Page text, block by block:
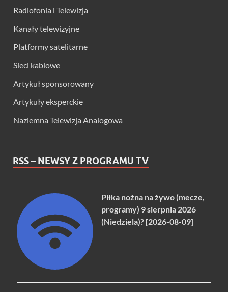
Radiofonia i Telewizja
Kanały telewizyjne
Platformy satelitarne
Sieci kablowe
Artykuł sponsorowany
Artykuły eksperckie
Naziemna Telewizja Analogowa
RSS – NEWSY Z PROGRAMU TV
Piłka nożna na żywo (mecze,
programy) 9 sierpnia 2026
(Niedziela)? [2026-08-09]